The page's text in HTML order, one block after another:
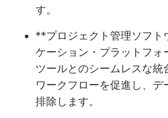
す。
**プロジェクト管理ソフト
ケーション・プラットフォ
ツールとのシームレスな統
ワークフローを促進し、デ
排除します。